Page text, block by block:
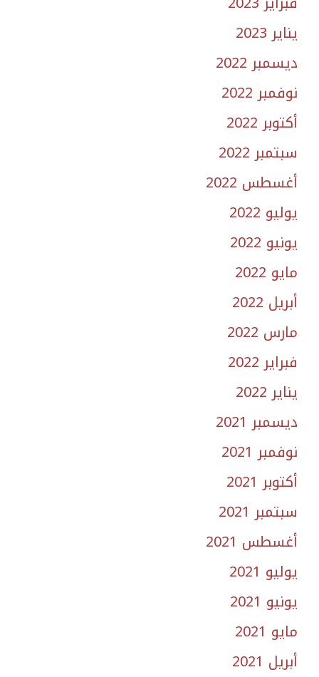
يناير 2023
ديسمبر 2022
نوفمبر 2022
أكتوبر 2022
سبتمبر 2022
أغسطس 2022
يوليو 2022
يونيو 2022
مايو 2022
أبريل 2022
مارس 2022
فبراير 2022
يناير 2022
ديسمبر 2021
نوفمبر 2021
أكتوبر 2021
سبتمبر 2021
أغسطس 2021
يوليو 2021
يونيو 2021
مايو 2021
أبريل 2021